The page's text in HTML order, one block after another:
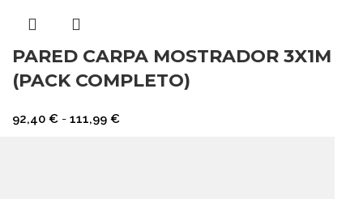
PARED CARPA MOSTRADOR 3X1M
(PACK COMPLETO)
92,40 € - 111,99 €